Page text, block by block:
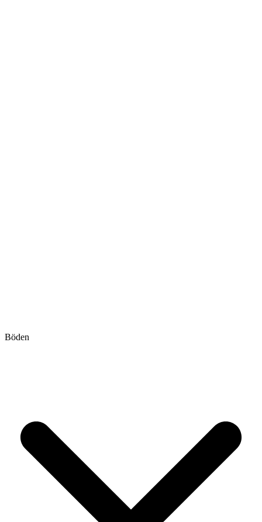
Böden